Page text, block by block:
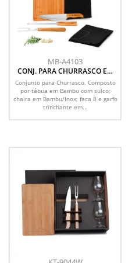
MB-A4103
CONJ. PARA CHURRASCO EM
BAMBU / MADEIRA / INOX
TEXAS - 5 PÇS
Conjunto para Churrasco. Composto
por tábua em Bambu com sulco;
chaira em Bambu/Inox; faca 8 e garfo
trinchante em...